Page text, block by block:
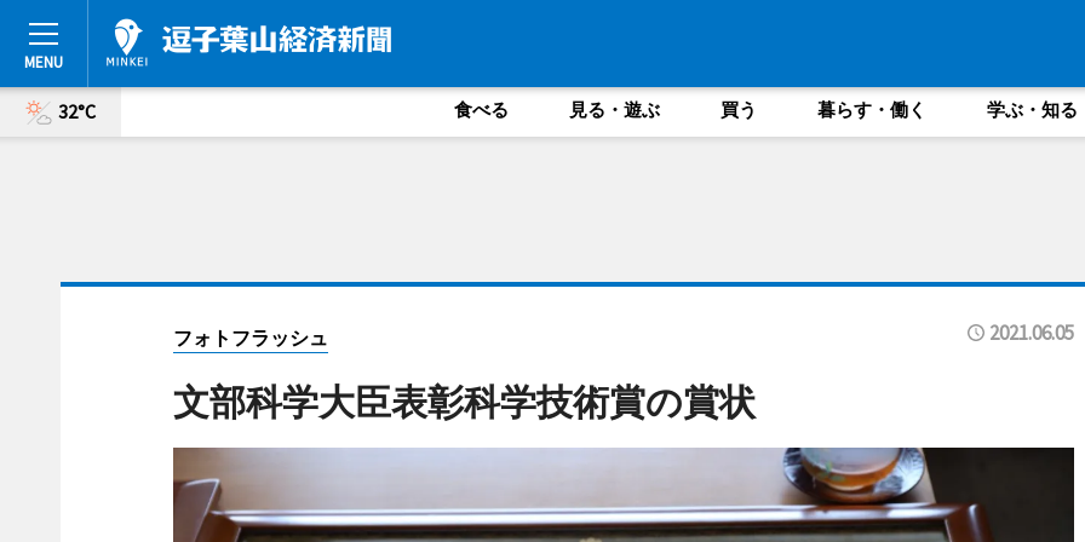
32°C 食べる 見る・遊ぶ 買う 暮らす・働く 学ぶ・知る
フォトフラッシュ 2021.06.05
文部科学大臣表彰科学技術賞の賞状